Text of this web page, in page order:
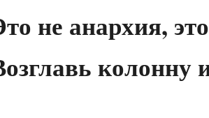
не анархия,
колонну